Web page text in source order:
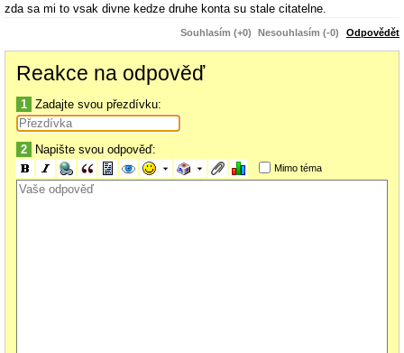
zda sa mi to vsak divne kedze druhe konta su stale citatelne.
Souhlasím (+0) Nesouhlasím (-0) Odpovědět
Reakce na odpověď
1 Zadajte svou přezdívku:
2 Napište svou odpověď:
Mimo téma